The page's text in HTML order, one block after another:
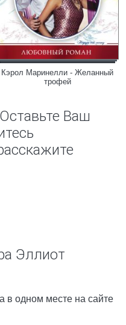
Кэрол Маринелли - Желанный
трофей
Ваш
Эллиот
в одном месте на сайте